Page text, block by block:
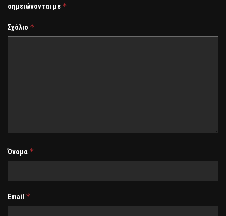
σημειώνονται με *
Σχόλιο *
Όνομα *
Email *